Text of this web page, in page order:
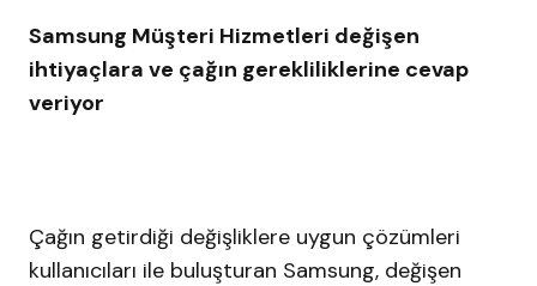
Samsung Müşteri Hizmetleri değişen
ihtiyaçlara ve çağın gerekliliklerine cevap
veriyor
Çağın getirdiği değişliklere uygun çözümleri
kullanıcıları ile buluşturan Samsung, değişen